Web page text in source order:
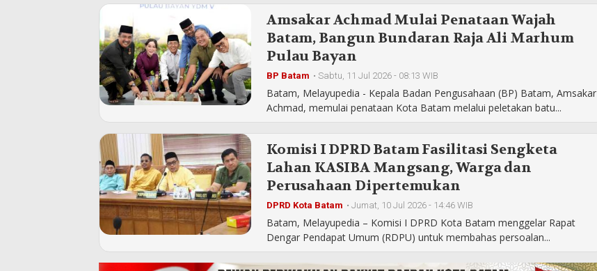
Amsakar Achmad Mulai Penataan Wajah
Batam, Bangun Bundaran Raja Ali Marhum
Pulau Bayan
BP Batam •Sabtu, 11 Jul 2026 - 08:13 WIB
Batam, Melayupedia - Kepala Badan Pengusahaan (BP) Batam, Amsakar
Achmad, memulai penataan Kota Batam melalui peletakan batu...
Komisi I DPRD Batam Fasilitasi Sengketa
Lahan KASIBA Mangsang, Warga dan
Perusahaan Dipertemukan
DPRD Kota Batam •Jumat, 10 Jul 2026 - 14:46 WIB
Batam, Melayupedia – Komisi I DPRD Kota Batam menggelar Rapat
Dengar Pendapat Umum (RDPU) untuk membahas persoalan...